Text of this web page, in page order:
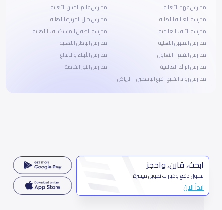
مدارس عهد الأهلية
مدرسة العناية الأهلية
مدرسة الألف العالمية
مدارس المنهل الأهلية
مدارس القلم - التعاون
مدارس الرائد العالمية
مدارس رواد الخليج -فرع الياسمين - الرياض
مدارس عالم الحنان الأهلية
مدارس جيل الجزيرة الأهلية
مدرسة الطفل المستكشف اﻷهلية
مدارس الباطن الأهلية
مدارس الأبناء والابداع
مدارس النور الخاصة
ابحث، قارن، واحجز
بحلول دفع وخيارات تمويل ميسرة
ابدأ الآن